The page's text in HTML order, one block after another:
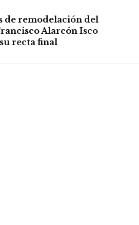
de remodelación del
Alarcón Isco
recta final